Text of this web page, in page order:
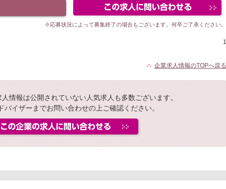
※応募状況によって募集終了の場合もございます。何卒ご了承ください。
1
企業求人情報のTOPへ戻る
情報は公開されていない人気求人も多数ございます。
バイザーまでお問い合わせの上ご確認ください。